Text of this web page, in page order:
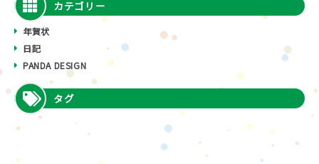
カテゴリー
年賀状
日記
PANDA DESIGN
タグ